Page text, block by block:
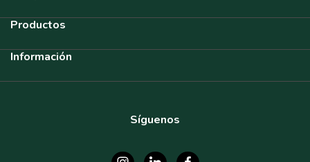
Productos
Información
Síguenos